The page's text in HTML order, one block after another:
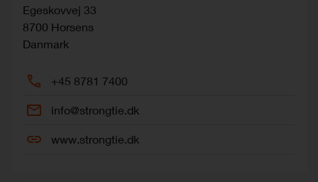
Egeskovvej 33
8700 Horsens
Danmark
+45 8781 7400
info@strongtie.dk
www.strongtie.dk